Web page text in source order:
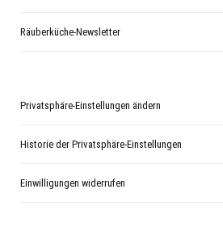
Räuberküche-Newsletter
Privatsphäre-Einstellungen ändern
Historie der Privatsphäre-Einstellungen
Einwilligungen widerrufen